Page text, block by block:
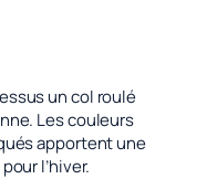
un col roulé
Les couleurs
apportent une
l’hiver.